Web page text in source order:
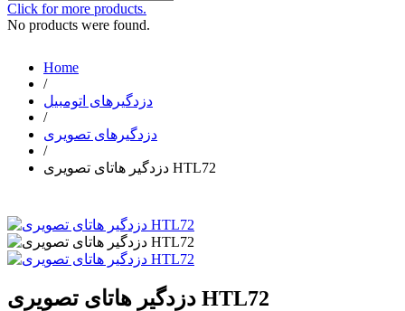
Click for more products.
No products were found.
Home
/
دزدگیرهای اتومبیل
/
دزدگیرهای تصویری
/
دزدگیر هاتای تصویری HTL72
دزدگیر هاتای تصویری HTL72